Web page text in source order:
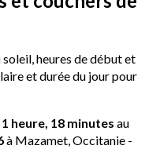
heures de début et
et durée du jour pour
heure, 18 minutes au
à Mazamet, Occitanie -